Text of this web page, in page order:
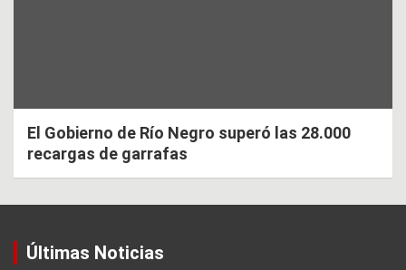
El Gobierno de Río Negro superó las 28.000
recargas de garrafas
Últimas Noticias